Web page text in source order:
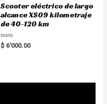
Scooter eléctrico de largo
alcance XS09 kilometraje
de 40-120 km
R
a
$ 6'000.00